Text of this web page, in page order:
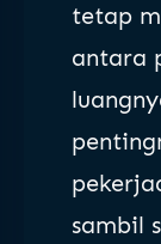
tetap
antara
sambil